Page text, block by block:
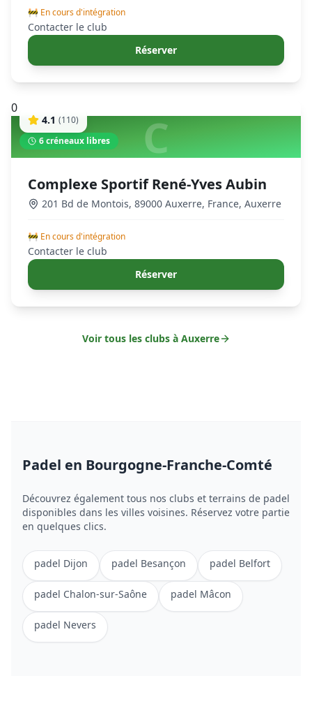
🚧 En cours d'intégration
Contacter le club
Réserver
0
C
4.1 (110)
6créneaux libres
Complexe Sportif René-Yves Aubin
201 Bd de Montois, 89000 Auxerre, France, Auxerre
🚧 En cours d'intégration
Contacter le club
Réserver
Voir tous les clubs à Auxerre
Padel en Bourgogne-Franche-Comté
Découvrez également tous nos clubs et terrains de padel
disponibles dans les villes voisines. Réservez votre partie
en quelques clics.
padel Dijon padel Besançon padel Belfort
padel Chalon-sur-Saône padel Mâcon
padel Nevers